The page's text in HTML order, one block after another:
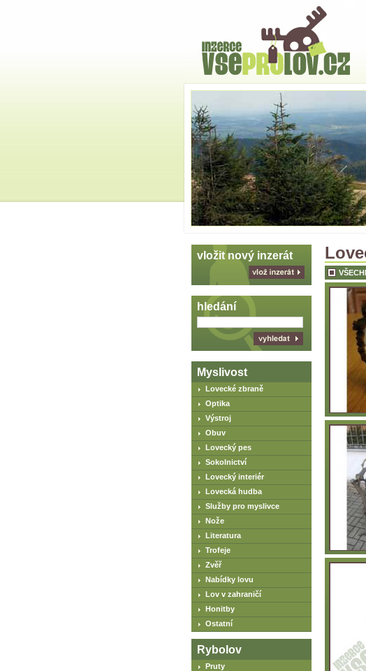
vložit nový inzerát
vlož
hledání
Myslivost
Lovecké zbraně
Optika
Výstroj
Obuv
Lovecký pes
Sokolnictví
Lovecký interiér
Lovecká hudba
Služby pro myslivce
Nože
Literatura
Trofeje
Zvěř
Nabídky lovu
Lov v zahraničí
Honitby
Ostatní
Rybolov
Pruty
strana
Skoč